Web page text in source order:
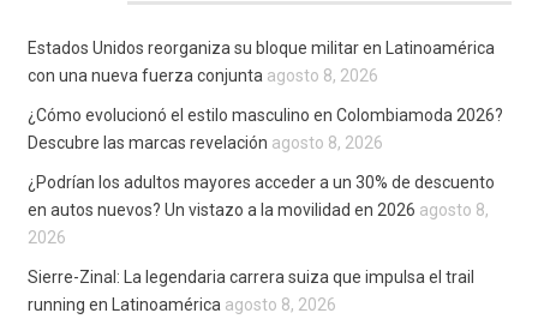
Estados Unidos reorganiza su bloque militar en Latinoamérica
con una nueva fuerza conjunta agosto 8, 2026
¿Cómo evolucionó el estilo masculino en Colombiamoda 2026?
Descubre las marcas revelación agosto 8, 2026
¿Podrían los adultos mayores acceder a un 30% de descuento
en autos nuevos? Un vistazo a la movilidad en 2026 agosto 8,
2026
Sierre-Zinal: La legendaria carrera suiza que impulsa el trail
running en Latinoamérica agosto 8, 2026